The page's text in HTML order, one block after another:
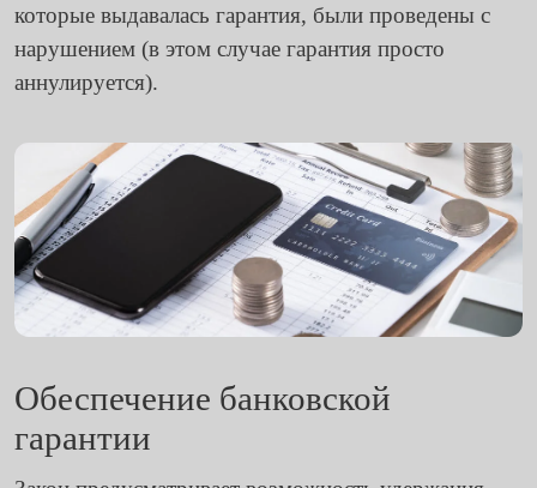
которые выдавалась гарантия, были проведены с
нарушением (в этом случае гарантия просто
аннулируется).
Обеспечение банковской
гарантии